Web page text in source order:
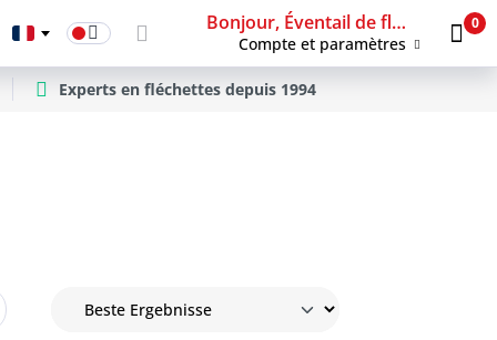
Bonjour, Éventail de fléchettes
Compte et paramètres
0
Experts en fléchettes depuis 1994